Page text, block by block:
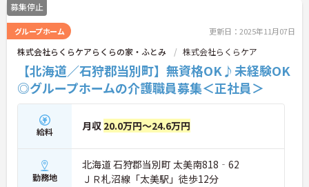
募集停止
グループホーム 更新日：2025年11月07日
株式会社らくらケアらくらの家・ふとみ 株式会社らくらケア
【北海道／石狩郡当別町】無資格OK♪未経験OK
◎グループホームの介護職員募集＜正社員＞
給料 月収 20.0万円～24.6万円
勤務地
北海道 石狩郡当別町 太美南818‐62
ＪＲ札沼線「太美駅」徒歩12分